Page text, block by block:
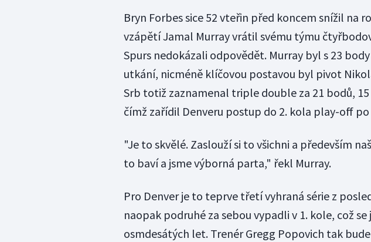
Bryn Forbes sice 52 vteřin před koncem snížil na
vzápětí Jamal Murray vrátil svému týmu
Spurs nedokázali odpovědět. Murray byl s 23
utkání, nicméně klíčovou postavou byl pivot
Srb totiž zaznamenal triple double za 21 bodů, 15
čímž zařídil Denveru postup do 2. kola play-off
"Je to skvělé. Zaslouží si to všichni a především
to baví a jsme výborná parta," řekl Murray.
Pro Denver je to teprve třetí vyhraná série z
naopak podruhé za sebou vypadli v 1. kole, což
osmdesátých let. Trenér Gregg Popovich tak